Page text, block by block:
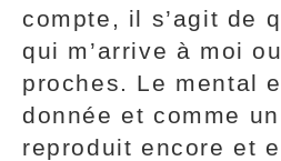
compte, il s’agit de
qui m’arrive à moi
proches. Le mental
donnée et comme
reproduit encore et